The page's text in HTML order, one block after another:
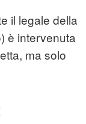
il legale della
è intervenuta
ma solo